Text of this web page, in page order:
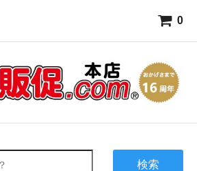
0
検索